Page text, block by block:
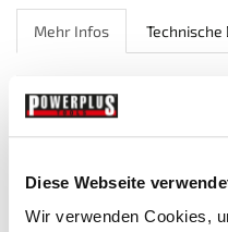
Diese Webseite
Wir verwenden Cookies,
Mehr Infos Technische
MEHR INFOS
horizontalen unteren
Nettogewicht: 8,2 kg